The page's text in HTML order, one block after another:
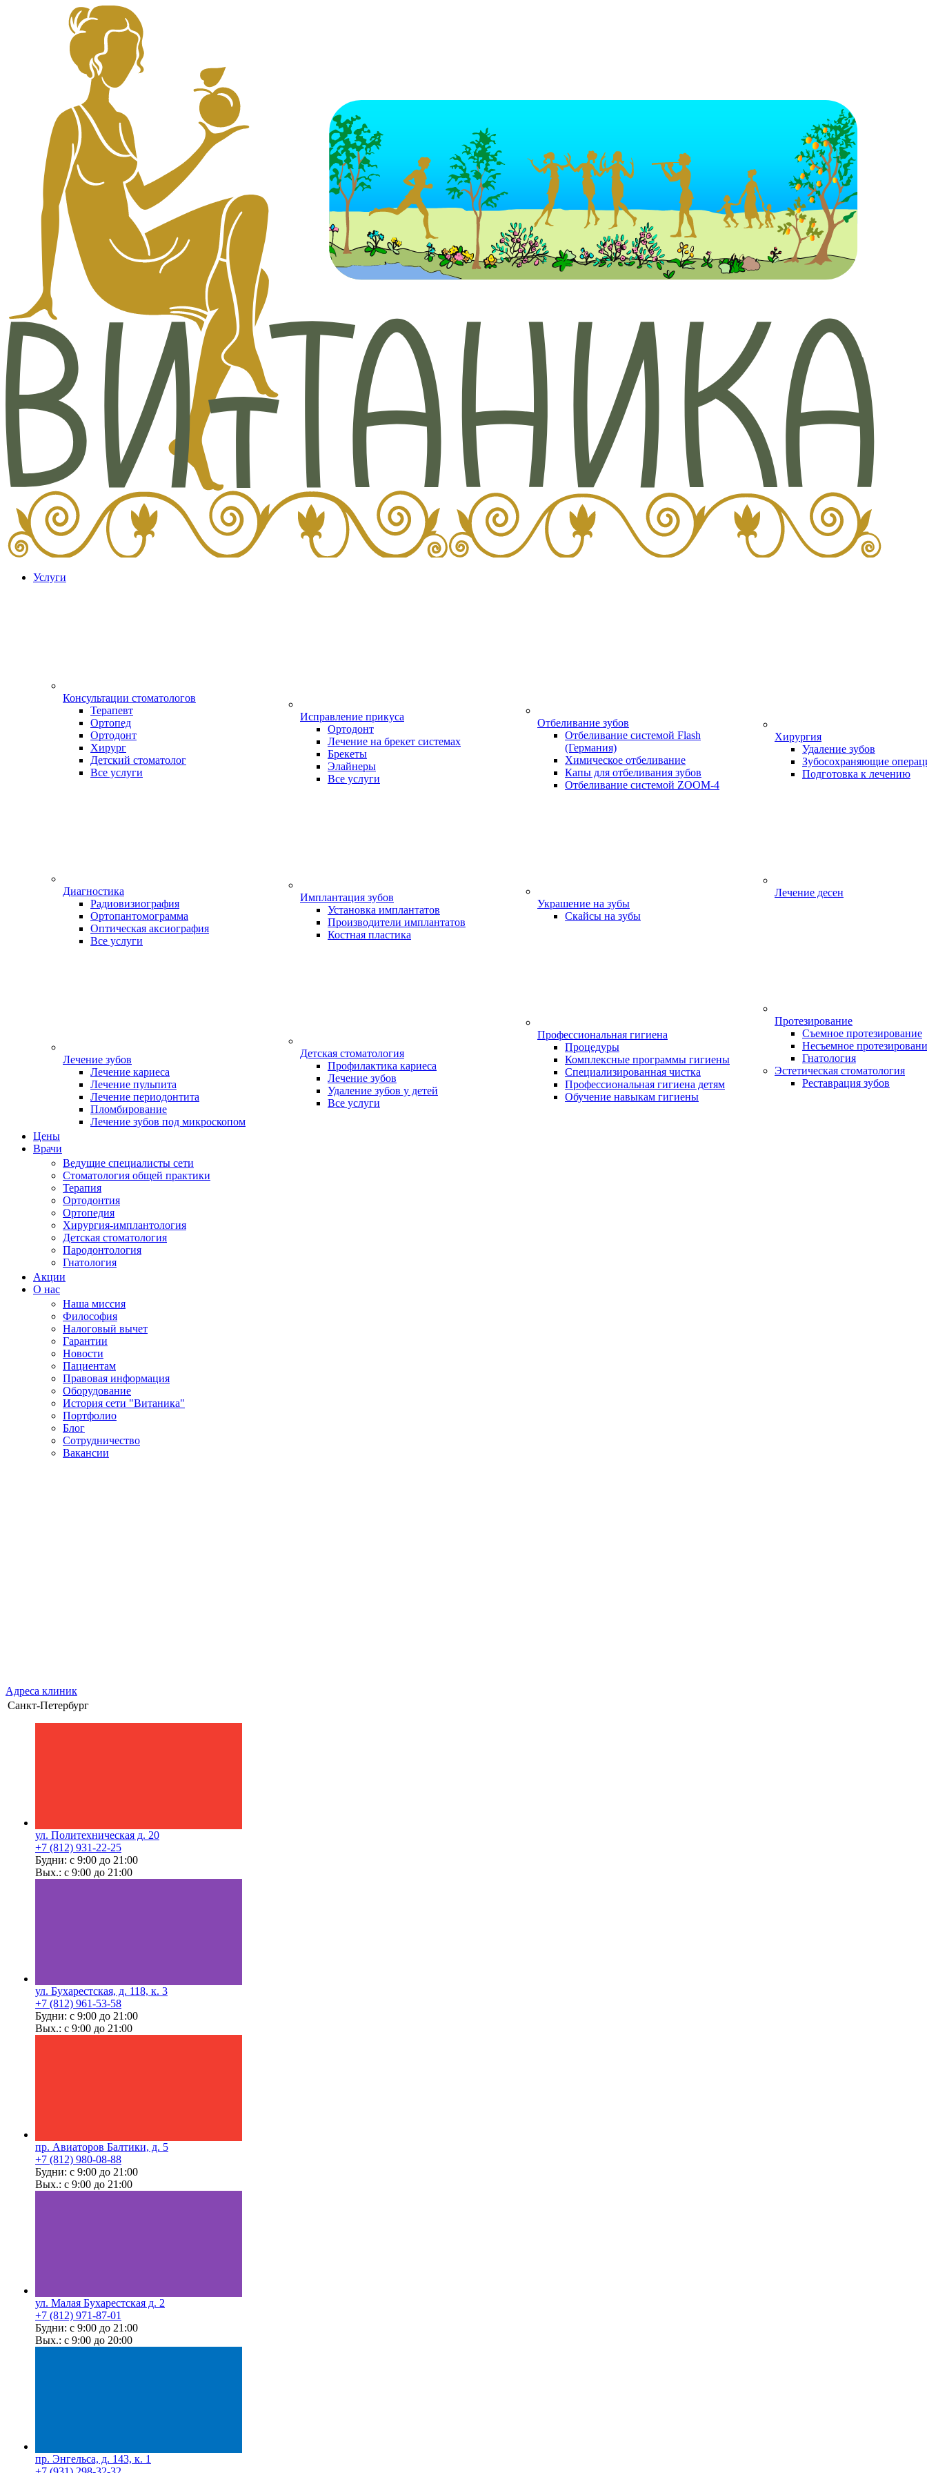
Услуги
Консультации стоматологов
Терапевт
Ортопед
Ортодонт
Хирург
Детский стоматолог
Все услуги
Диагностика
Радиовизиография
Ортопантомограмма
Оптическая аксиография
Все услуги
Лечение зубов
Лечение кариеса
Лечение пульпита
Лечение периодонтита
Пломбирование
Лечение зубов под микроскопом
Исправление прикуса
Ортодонт
Лечение на брекет системах
Брекеты
Элайнеры
Все услуги
Имплантация зубов
Установка имплантатов
Производители имплантатов
Костная пластика
Детская стоматология
Профилактика кариеса
Лечение зубов
Удаление зубов у детей
Все услуги
Отбеливание зубов
Отбеливание системой Flash
(Германия)
Химическое отбеливание
Капы для отбеливания зубов
Отбеливание системой ZOOM-4
Украшение на зубы
Скайсы на зубы
Профессиональная гигиена
Процедуры
Комплексные программы гигиены
Специализированная чистка
Профессиональная гигиена детям
Обучение навыкам гигиены
Хирургия
Удаление зубов
Зубосохраняющие
Подготовка к лечению
Лечение десен
Протезирование
Съемное протезирование
Несъемное
Гнатология
Эстетическая стоматология
Реставрация зубов
Цены
Врачи
Ведущие специалисты сети
Стоматология общей практики
Терапия
Ортодонтия
Ортопедия
Хирургия-имплантология
Детская стоматология
Пародонтология
Гнатология
Акции
О нас
Наша миссия
Философия
Налоговый вычет
Гарантии
Новости
Пациентам
Правовая информация
Оборудование
История сети "Витаника"
Портфолио
Блог
Сотрудничество
Вакансии
Адреса клиник
Санкт-Петербург
ул. Политехническая д. 20
+7 (812) 931-22-25
Будни: с 9:00 до 21:00
Вых.: с 9:00 до 21:00
ул. Бухарестская, д. 118, к. 3
+7 (812) 961-53-58
Будни: с 9:00 до 21:00
Вых.: с 9:00 до 21:00
пр. Авиаторов Балтики, д. 5
+7 (812) 980-08-88
Будни: с 9:00 до 21:00
Вых.: с 9:00 до 21:00
ул. Малая Бухарестская д. 2
+7 (812) 971-87-01
Будни: с 9:00 до 21:00
Вых.: с 9:00 до 20:00
пр. Энгельса, д. 143, к. 1